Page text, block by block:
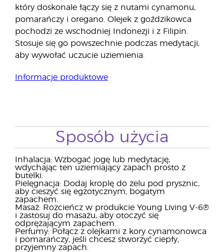
który doskonale łączy się z nutami cynamonu,
pomarańczy i oregano. Olejek z goździkowca
pochodzi ze wschodniej Indonezji i z Filipin.
Stosuje się go powszechnie podczas medytacji,
aby wywołać uczucie uziemienia.
Informacje produktowe
Sposób użycia
Inhalacja: Wzbogać jogę lub medytację,
wdychając ten uziemiający zapach prosto z
butelki.
Pielęgnacja: Dodaj kroplę do żelu pod prysznic,
aby cieszyć się egzotycznym, bogatym
zapachem.
Masaż: Rozcieńcz w produkcie Young Living V-6®
i zastosuj do masażu, aby otoczyć się
odprężającym zapachem.
Perfumy: Połącz z olejkami z kory cynamonowca
i pomarańczy, jeśli chcesz stworzyć ciepły,
przyjemny zapach.